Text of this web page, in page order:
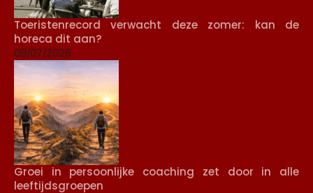
Toeristenrecord verwacht deze zomer: kan de
horeca dit aan?
09/07/2026
Groei in persoonlijke coaching zet door in alle
leeftijdsgroepen